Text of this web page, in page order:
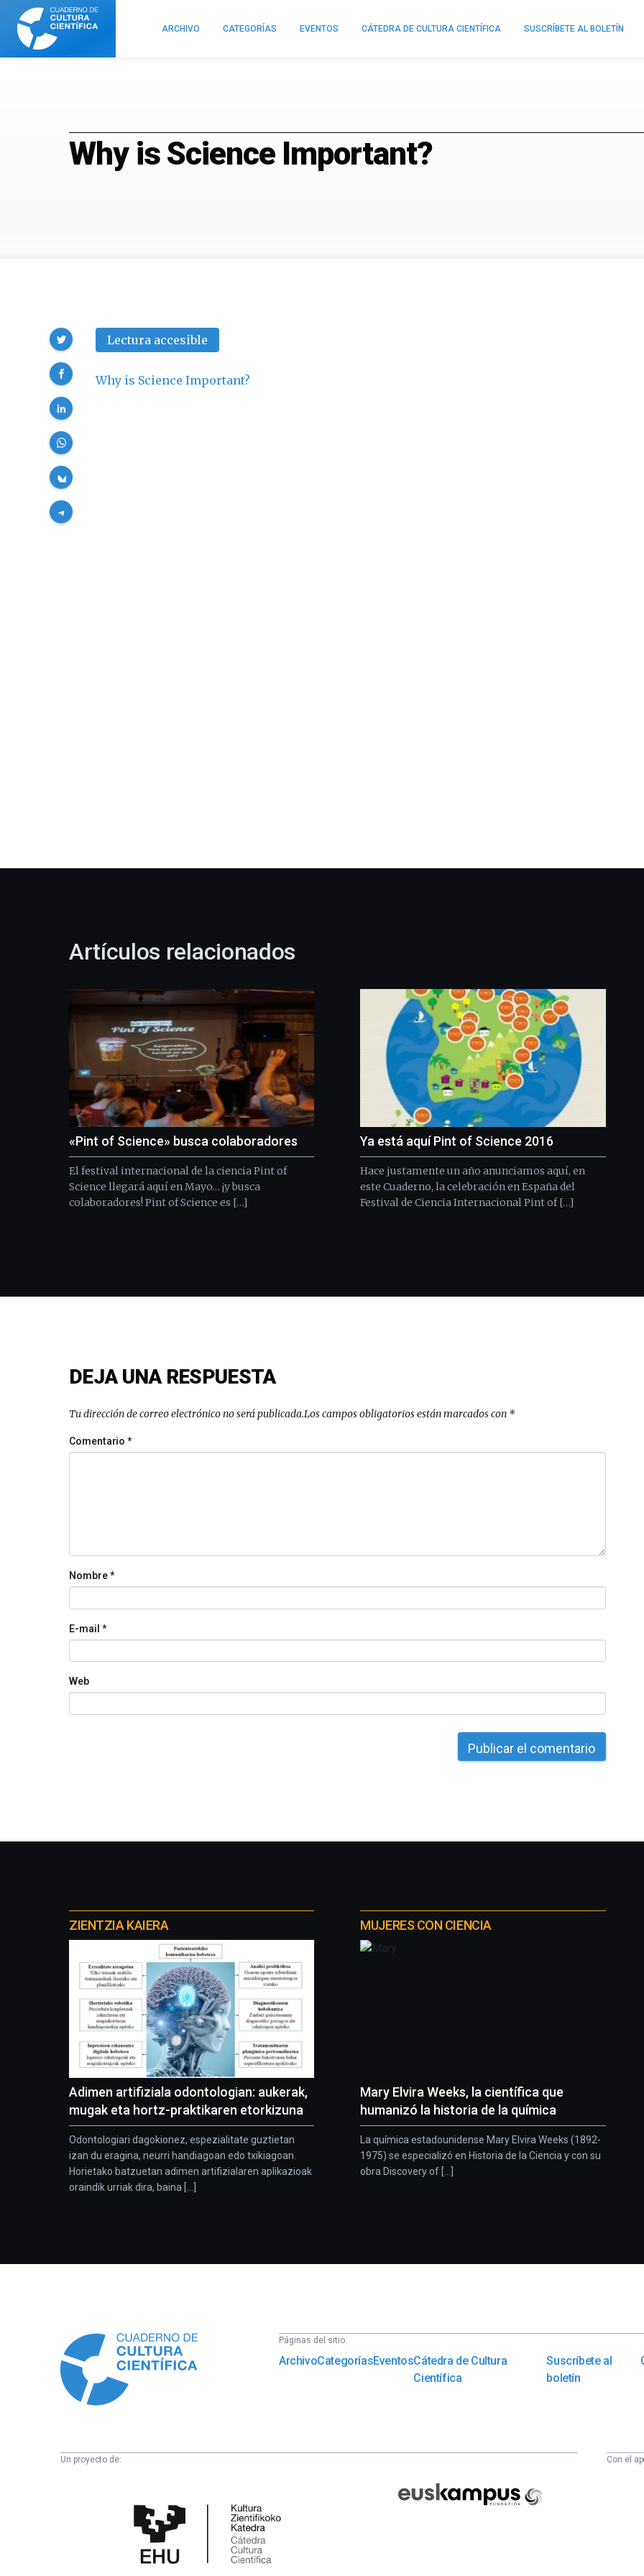
Cuaderno
Cultura
Científica
ARCHIVO CATEGORÍAS EVENTOS CÁTEDRA DE CULTURA CIENTÍFICA SUSCRÍBETE AL BOLETÍN
Why is Science Important?
Lectura accesible
Why is Science Important?
Compartir
Artículos relacionados
«Pint of Science» busca colaboradores
El festival internacional de la ciencia Pint of
Science llegará aquí en Mayo… ¡y busca
colaboradores! Pint of Science es […]
Ya está aquí Pint of Science 2016
Hace justamente un año anunciamos aquí, en
este Cuaderno, la celebración en España del
Festival de Ciencia Internacional Pint of […]
DEJA UNA RESPUESTA
Tu dirección de correo electrónico no será publicada.Los campos obligatorios están marcados con *
Comentario*
Nombre*
E-mail *
Web
proyectos
ZIENTZIA KAIERA
Adimen artifiziala odontologian: aukerak,
mugak eta hortz-praktikaren etorkizuna
Odontologiari dagokionez, espezialitate guztietan
izan du eragina, neurri handiagoan edo txikiagoan.
Horietako batzuetan adimen artifizialaren aplikazioak
oraindik urriak dira, baina [...]
MUJERES CON CIENCIA
Mary Elvira Weeks, la científica que
humanizó la historia de la química
La química estadounidense Mary Elvira Weeks (1892-
1975) se especializó en Historia de la Ciencia y con su
obra Discovery of [...]
Páginas del sitio:
ArchivoCategoríasEventosCátedra de Cultura
Científica
Suscríbete al
boletín
Un proyecto de:
Científica
Fundazioa
Con el